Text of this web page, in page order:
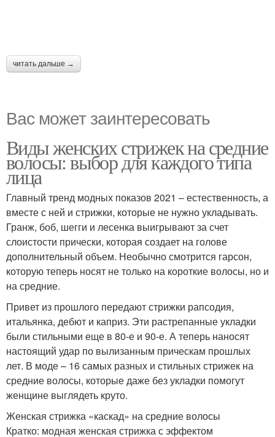
читать дальше →
Вас может заинтересовать
Виды женских стрижек на средние
волосы: выбор для каждого типа
лица
Главный тренд модных показов 2021 – естественность, а
вместе с ней и стрижки, которые не нужно укладывать.
Гранж, боб, шегги и лесенка выигрывают за счет
слоистости прически, которая создает на голове
дополнительный объем. Необычно смотрится гарсон,
которую теперь носят не только на короткие волосы, но и
на средние.
Привет из прошлого передают стрижки рапсодия,
итальянка, дебют и каприз. Эти растрепанные укладки
были стильными еще в 80-е и 90-е. А теперь наносят
настоящий удар по вылизанным прическам прошлых
лет. В моде – 16 самых разных и стильных стрижек на
средние волосы, которые даже без укладки помогут
женщине выглядеть круто.
Женская стрижка «каскад» на средние волосы
Кратко: модная женская стрижка с эффектом